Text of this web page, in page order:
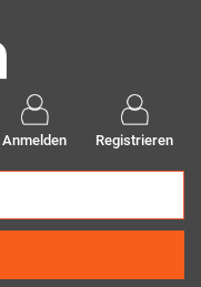
Anmelden Registrieren